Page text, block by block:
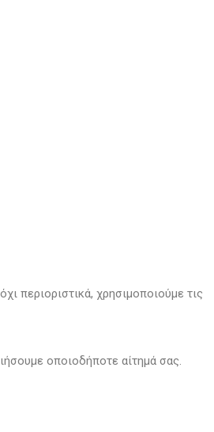
περιοριστικά, χρησιμοποιούμε τις
οποιοδήποτε αίτημά σας.